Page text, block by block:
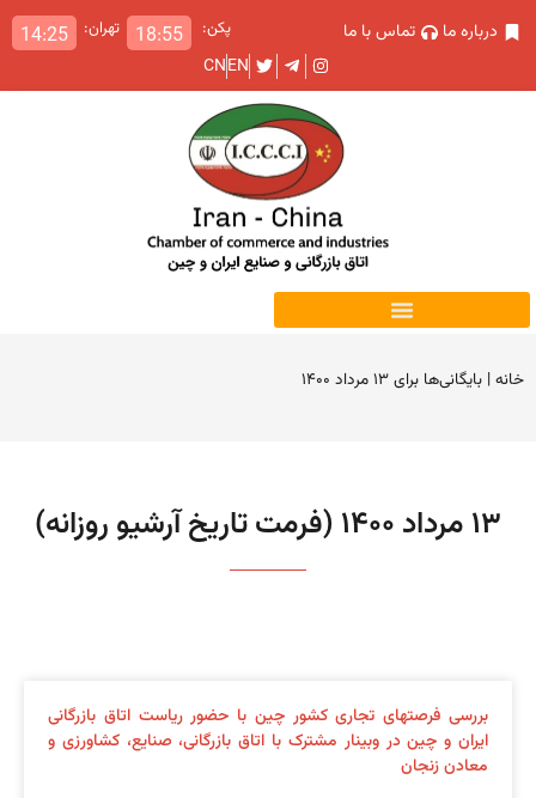
درباره ما تماس با ما پکن: 18:55 تهران: 14:25
EN
CN
خانه| بایگانی‌ها برای ۱۳ مرداد ۱۴۰۰
۱۳ مرداد ۱۴۰۰ (فرمت تاریخ آرشیو روزانه)
بررسی فرصتهای تجاری کشور چین با حضور ریاست اتاق بازرگانی
ایران و چین در وبینار مشترک با اتاق بازرگانی، صنایع، کشاورزی و
معادن زنجان